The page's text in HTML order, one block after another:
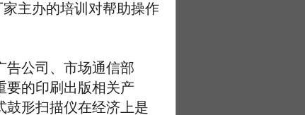
主办的培训对帮助操作
公司、市场通信部
要的印刷出版相关产
鼓形扫描仪在经济上是